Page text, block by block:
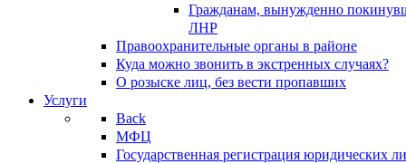
Гражданам, вынужденно
ЛНР
Правоохранительные органы в районе
Куда можно звонить в экстренных случаях?
О розыске лиц, без вести пропавших
Услуги
Back
МФЦ
Государственная регистрация юридических